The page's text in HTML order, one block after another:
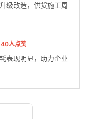
级改造，供货施工周
人点赞
表现明显，助力企业